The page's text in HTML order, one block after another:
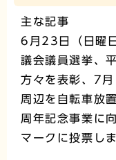
主な記事
6月23日（日曜
議会議員選挙、
方々を表彰、7
周辺を自転車放
周年記念事業に
マークに投票し